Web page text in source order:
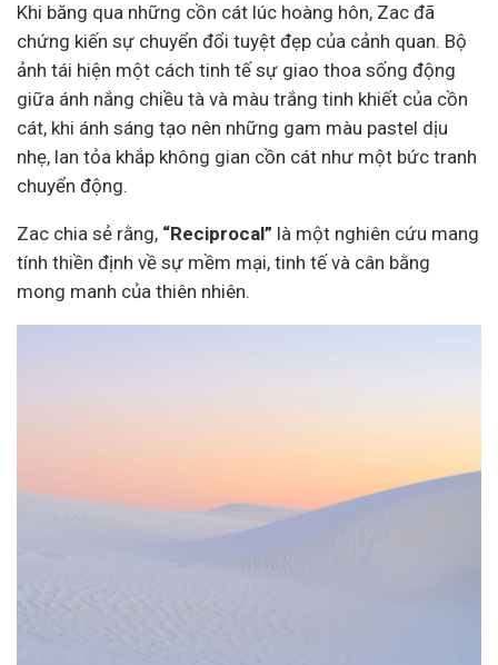
Khi băng qua những cồn cát lúc hoàng hôn, Zac đã
chứng kiến sự chuyển đổi tuyệt đẹp của cảnh quan. Bộ
ảnh tái hiện một cách tinh tế sự giao thoa sống động
giữa ánh nắng chiều tà và màu trắng tinh khiết của cồn
cát, khi ánh sáng tạo nên những gam màu pastel dịu
nhẹ, lan tỏa khắp không gian cồn cát như một bức tranh
chuyển động.
Zac chia sẻ rằng, “Reciprocal” là một nghiên cứu mang
tính thiền định về sự mềm mại, tinh tế và cân bằng
mong manh của thiên nhiên.